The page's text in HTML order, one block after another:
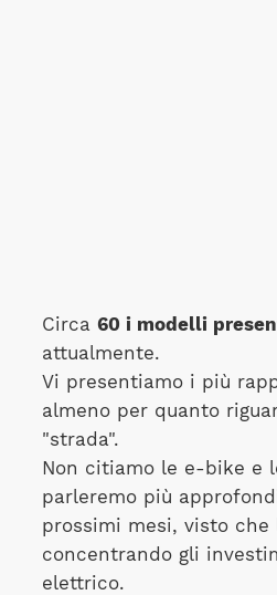
Circa 60 i modelli
attualmente.
Vi presentiamo i più
almeno per quanto
"strada".
Non citiamo le e-bike e
parleremo più
prossimi mesi, visto che
concentrando gli
elettrico.